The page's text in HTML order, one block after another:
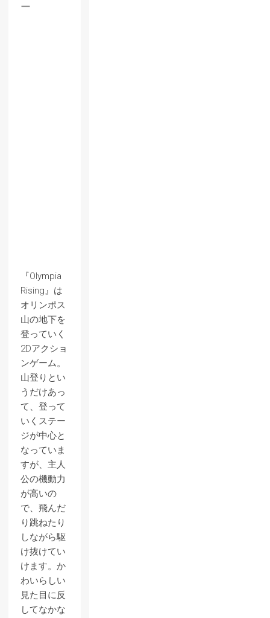
ー
『Olympia
Rising』は
オリンポス
山の地下を
登っていく
2Dアクショ
ンゲーム。
山登りとい
うだけあっ
て、登って
いくステー
ジが中心と
なっていま
すが、主人
公の機動力
が高いの
で、飛んだ
り跳ねたり
しながら駆
け抜けてい
けます。か
わいらしい
見た目に反
してなかな